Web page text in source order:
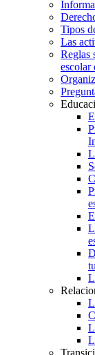
Tipos
Las
Reglas
escolar